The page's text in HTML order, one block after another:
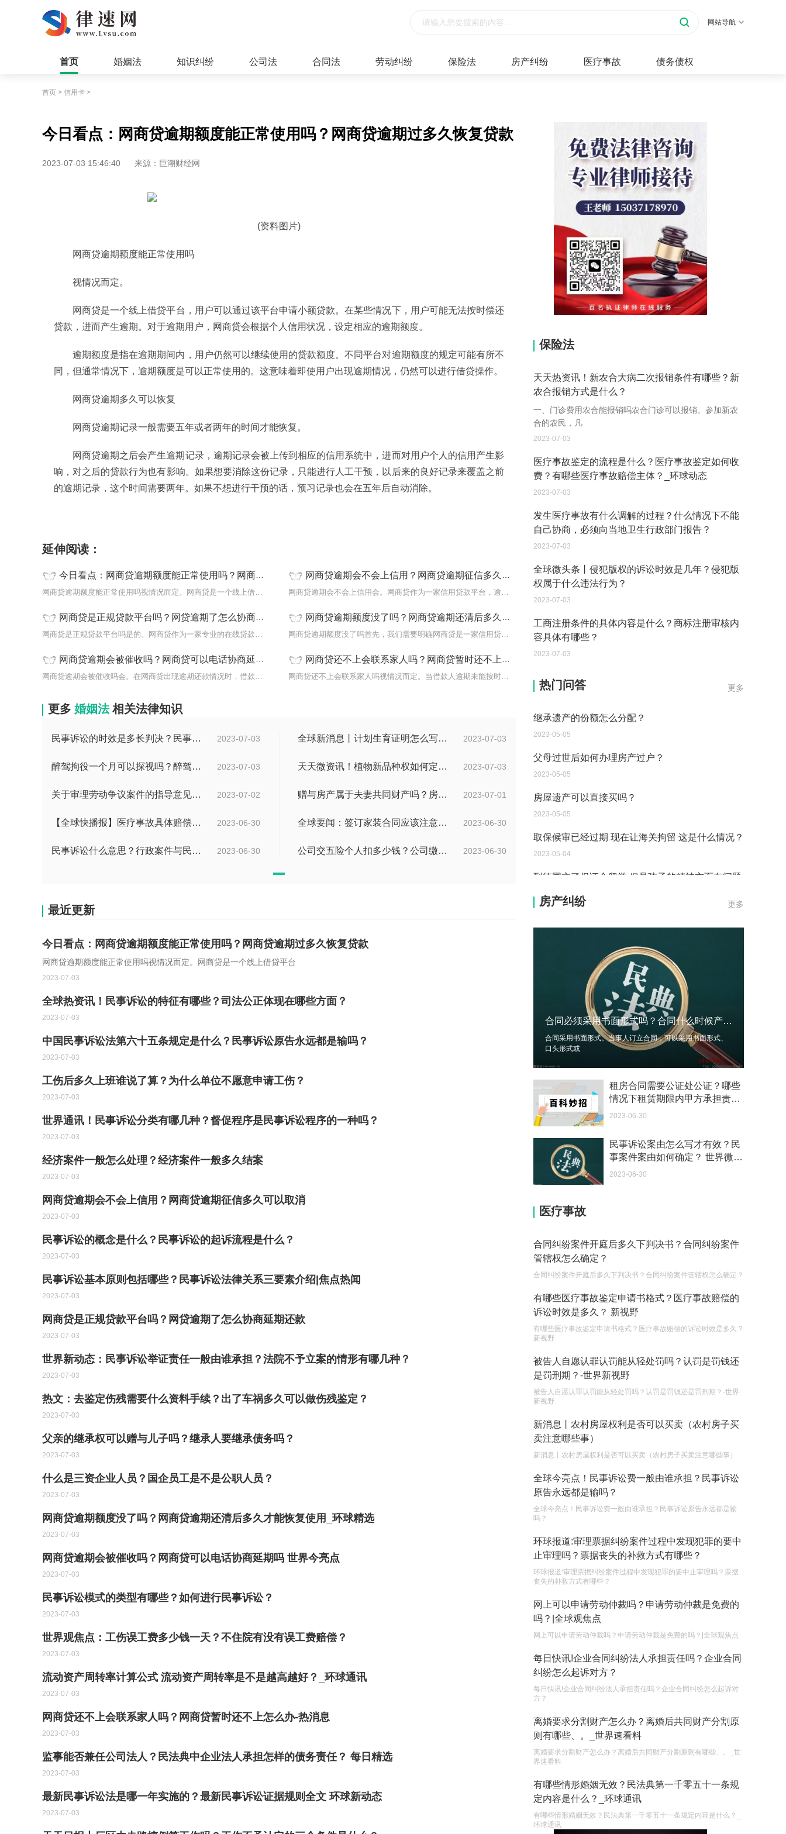
网站导航
首页 婚姻法 知识纠纷 公司法 合同法 劳动纠纷 保险法 房产纠纷 医疗事故 债务债权
首页 > 信用卡 >
今日看点：网商贷逾期额度能正常使用吗？网商贷逾期过多久恢复贷款
2023-07-03 15:46:40 来源：巨潮财经网
(资料图片)
网商贷逾期额度能正常使用吗
视情况而定。
网商贷是一个线上借贷平台，用户可以通过该平台申请小额贷款。在某些情况下，用户可能无法按时偿还
贷款，进而产生逾期。对于逾期用户，网商贷会根据个人信用状况，设定相应的逾期额度。
逾期额度是指在逾期期间内，用户仍然可以继续使用的贷款额度。不同平台对逾期额度的规定可能有所不
同，但通常情况下，逾期额度是可以正常使用的。这意味着即使用户出现逾期情况，仍然可以进行借贷操作。
网商贷逾期多久可以恢复
网商贷逾期记录一般需要五年或者两年的时间才能恢复。
网商贷逾期之后会产生逾期记录，逾期记录会被上传到相应的信用系统中，进而对用户个人的信用产生影
响，对之后的贷款行为也有影响。如果想要消除这份记录，只能进行人工干预，以后来的良好记录来覆盖之前
的逾期记录，这个时间需要两年。如果不想进行干预的话，预习记录也会在五年后自动消除。
延伸阅读：
今日看点：网商贷逾期额度能正常使用吗？网商贷逾期过多久恢复贷款
网商贷逾期额度能正常使用吗视情况而定。网商贷是一个线上借贷平台
网商贷逾期会不会上信用？网商贷逾期征信多久可以取消
网商贷逾期会不会上信用会。网商贷作为一家信用贷款平台，逾期还款
网商贷是正规贷款平台吗？网贷逾期了怎么协商延期还款
网商贷是正规贷款平台吗是的。网商贷作为一家专业的在线贷款平台，
网商贷逾期额度没了吗？网商贷逾期还清后多久才能恢复使用_环球精选
网商贷逾期额度没了吗首先，我们需要明确网商贷是一家信用贷款平台
网商贷逾期会被催收吗？网商贷可以电话协商延期吗 世界今亮点
网商贷逾期会被催收吗会。在网商贷出现逾期还款情况时，借款机构通
网商贷还不上会联系家人吗？网商贷暂时还不上怎么办-热消息
网商贷还不上会联系家人吗视情况而定。当借款人逾期未能按时还款，
更多 婚姻法 相关法律知识
2023-07-03
民事诉讼的时效是多长判决？民事诉讼的诉讼费用计算-天天简讯 2023-07-03
全球新消息丨计划生育证明怎么写？计划生育证明都需要什么材料？
2023-07-03
醉驾拘役一个月可以探视吗？醉驾判拘役当庭执行吗？ 2023-07-03
天天微资讯！植物新品种权如何定义的？植物新品种权应符合什么条件？
2023-07-02
关于审理劳动争议案件的指导意见是什么？法院审理劳动争议案件的条件是什么？ 2023-07-01
赠与房产属于夫妻共同财产吗？房产赠与和过户哪个划算？
2023-06-30
【全球快播报】医疗事故具体赔偿数额是多少？医疗事故技术鉴定有什么重要性？ 2023-06-30
全球要闻：签订家装合同应该注意哪些事项？签订家装合同需要房屋所有人签订吗？
2023-06-30
民事诉讼什么意思？行政案件与民事案件区别在哪？_世界通讯 2023-06-30
公司交五险个人扣多少钱？公司缴纳金额的算法是什么？|每日短讯
最近更新
今日看点：网商贷逾期额度能正常使用吗？网商贷逾期过多久恢复贷款
网商贷逾期额度能正常使用吗视情况而定。网商贷是一个线上借贷平台
2023-07-03
全球热资讯！民事诉讼的特征有哪些？司法公正体现在哪些方面？
2023-07-03
中国民事诉讼法第六十五条规定是什么？民事诉讼原告永远都是输吗？
2023-07-03
工伤后多久上班谁说了算？为什么单位不愿意申请工伤？
2023-07-03
世界通讯！民事诉讼分类有哪几种？督促程序是民事诉讼程序的一种吗？
2023-07-03
经济案件一般怎么处理？经济案件一般多久结案
2023-07-03
网商贷逾期会不会上信用？网商贷逾期征信多久可以取消
2023-07-03
民事诉讼的概念是什么？民事诉讼的起诉流程是什么？
2023-07-03
民事诉讼基本原则包括哪些？民事诉讼法律关系三要素介绍|焦点热闻
2023-07-03
网商贷是正规贷款平台吗？网贷逾期了怎么协商延期还款
2023-07-03
世界新动态：民事诉讼举证责任一般由谁承担？法院不予立案的情形有哪几种？
2023-07-03
热文：去鉴定伤残需要什么资料手续？出了车祸多久可以做伤残鉴定？
2023-07-03
父亲的继承权可以赠与儿子吗？继承人要继承债务吗？
2023-07-03
什么是三资企业人员？国企员工是不是公职人员？
2023-07-03
网商贷逾期额度没了吗？网商贷逾期还清后多久才能恢复使用_环球精选
2023-07-03
网商贷逾期会被催收吗？网商贷可以电话协商延期吗 世界今亮点
2023-07-03
民事诉讼模式的类型有哪些？如何进行民事诉讼？
2023-07-03
世界观焦点：工伤误工费多少钱一天？不住院有没有误工费赔偿？
2023-07-03
流动资产周转率计算公式 流动资产周转率是不是越高越好？_环球通讯
2023-07-03
网商贷还不上会联系家人吗？网商贷暂时还不上怎么办-热消息
2023-07-03
监事能否兼任公司法人？民法典中企业法人承担怎样的债务责任？ 每日精选
2023-07-03
最新民事诉讼法是哪一年实施的？最新民事诉讼证据规则全文 环球新动态
2023-07-03
保险法
天天热资讯！新农合大病二次报销条件有哪些？新
农合报销方式是什么？
一、门诊费用农合能报销吗农合门诊可以报销。参加新农
合的农民，凡
2023-07-03
医疗事故鉴定的流程是什么？医疗事故鉴定如何收
费？有哪些医疗事故赔偿主体？_环球动态
2023-07-03
发生医疗事故有什么调解的过程？什么情况下不能
自己协商，必须向当地卫生行政部门报告？
2023-07-03
全球微头条丨侵犯版权的诉讼时效是几年？侵犯版
权属于什么违法行为？
2023-07-03
工商注册条件的具体内容是什么？商标注册审核内
容具体有哪些？
2023-07-03
更多
热门问答
遗产继承必须要公证吗？
继承遗产的份额怎么分配？
2023-05-05
父母过世后如何办理房产过户？
2023-05-05
房屋遗产可以直接买吗？
2023-05-05
取保候审已经过期 现在让海关拘留 这是什么情况？
2023-05-04
到德国交了保证金留学 但是孩子的精神方面有问题
2023-05-04
我想问一下申请护照需要带什么证件？
您好：请问从国外进口的费钢税率是多少？非常感
外国旅游签证可以在中国大使馆登记结婚吗？
2023-05-04
我可以在苏州申请护照吗？我所在的地方是云南
2023-05-04
你好 我想问一下外国人来这里工作没有护照该怎么
办？
如何续签居住证 我的1月7日到期
2023-05-04
关报案？
你好 我需要申请去美国结婚的签证 过程是什么？
代理权的产生原因是什么？当我国没有外贸经营权
的企业委托外贸公司进出口贸易时，相关当事人的
权利和责任是什么？
单纯的遗产赠要缴税吗？
2023-05-05
更多
房产纠纷
合同必须采用书面形式吗？合同什么时候产生效力？合同约定解除的条件有哪些？-环球视讯
合同采用书面形式。当事人订立合同，可以采用书面形式、
口头形式或
租房合同需要公证处公证？哪些
情况下租赁期限内甲方承担责
任？ 聚焦
2023-06-30
民事诉讼案由怎么写才有效？民
事案件案由如何确定？ 世界微资
讯
2023-06-30
医疗事故
合同纠纷案件开庭后多久下判决书？合同纠纷案件
管辖权怎么确定？
合同纠纷案件开庭后多久下判决书？合同纠纷案件管辖权怎么确定？
有哪些医疗事故鉴定申请书格式？医疗事故赔偿的
诉讼时效是多久？ 新视野
有哪些医疗事故鉴定申请书格式？医疗事故赔偿的诉讼时效是多久？
新视野
被告人自愿认罪认罚能从轻处罚吗？认罚是罚钱还
是罚刑期？-世界新视野
被告人自愿认罪认罚能从轻处罚吗？认罚是罚钱还是罚刑期？-世界
新视野
新消息丨农村房屋权利是否可以买卖（农村房子买
卖注意哪些事）
新消息丨农村房屋权利是否可以买卖（农村房子买卖注意哪些事）
全球今亮点！民事诉讼费一般由谁承担？民事诉讼
原告永远都是输吗？
全球今亮点！民事诉讼费一般由谁承担？民事诉讼原告永远都是输
吗？
环球报道:审理票据纠纷案件过程中发现犯罪的要中
止审理吗？票据丧失的补救方式有哪些？
环球报道:审理票据纠纷案件过程中发现犯罪的要中止审理吗？票据
丧失的补救方式有哪些？
网上可以申请劳动仲裁吗？申请劳动仲裁是免费的
吗？|全球观焦点
网上可以申请劳动仲裁吗？申请劳动仲裁是免费的吗？|全球观焦点
每日快讯!企业合同纠纷法人承担责任吗？企业合同
纠纷怎么起诉对方？
每日快讯!企业合同纠纷法人承担责任吗？企业合同纠纷怎么起诉对
方？
离婚要求分割财产怎么办？离婚后共同财产分割原
则有哪些、。_世界速看料
离婚要求分割财产怎么办？离婚后共同财产分割原则有哪些、。_世
界速看料
有哪些情形婚姻无效？民法典第一千零五十一条规
定内容是什么？_环球通讯
有哪些情形婚姻无效？民法典第一千零五十一条规定内容是什么？_
环球通讯